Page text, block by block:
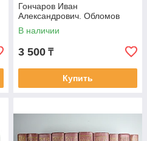
Гончаров Иван
Александрович. Обломов
В наличии
3 500 ₸
Купить